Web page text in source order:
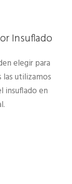
Insuflado
elegir para
las utilizamos
insuflado en